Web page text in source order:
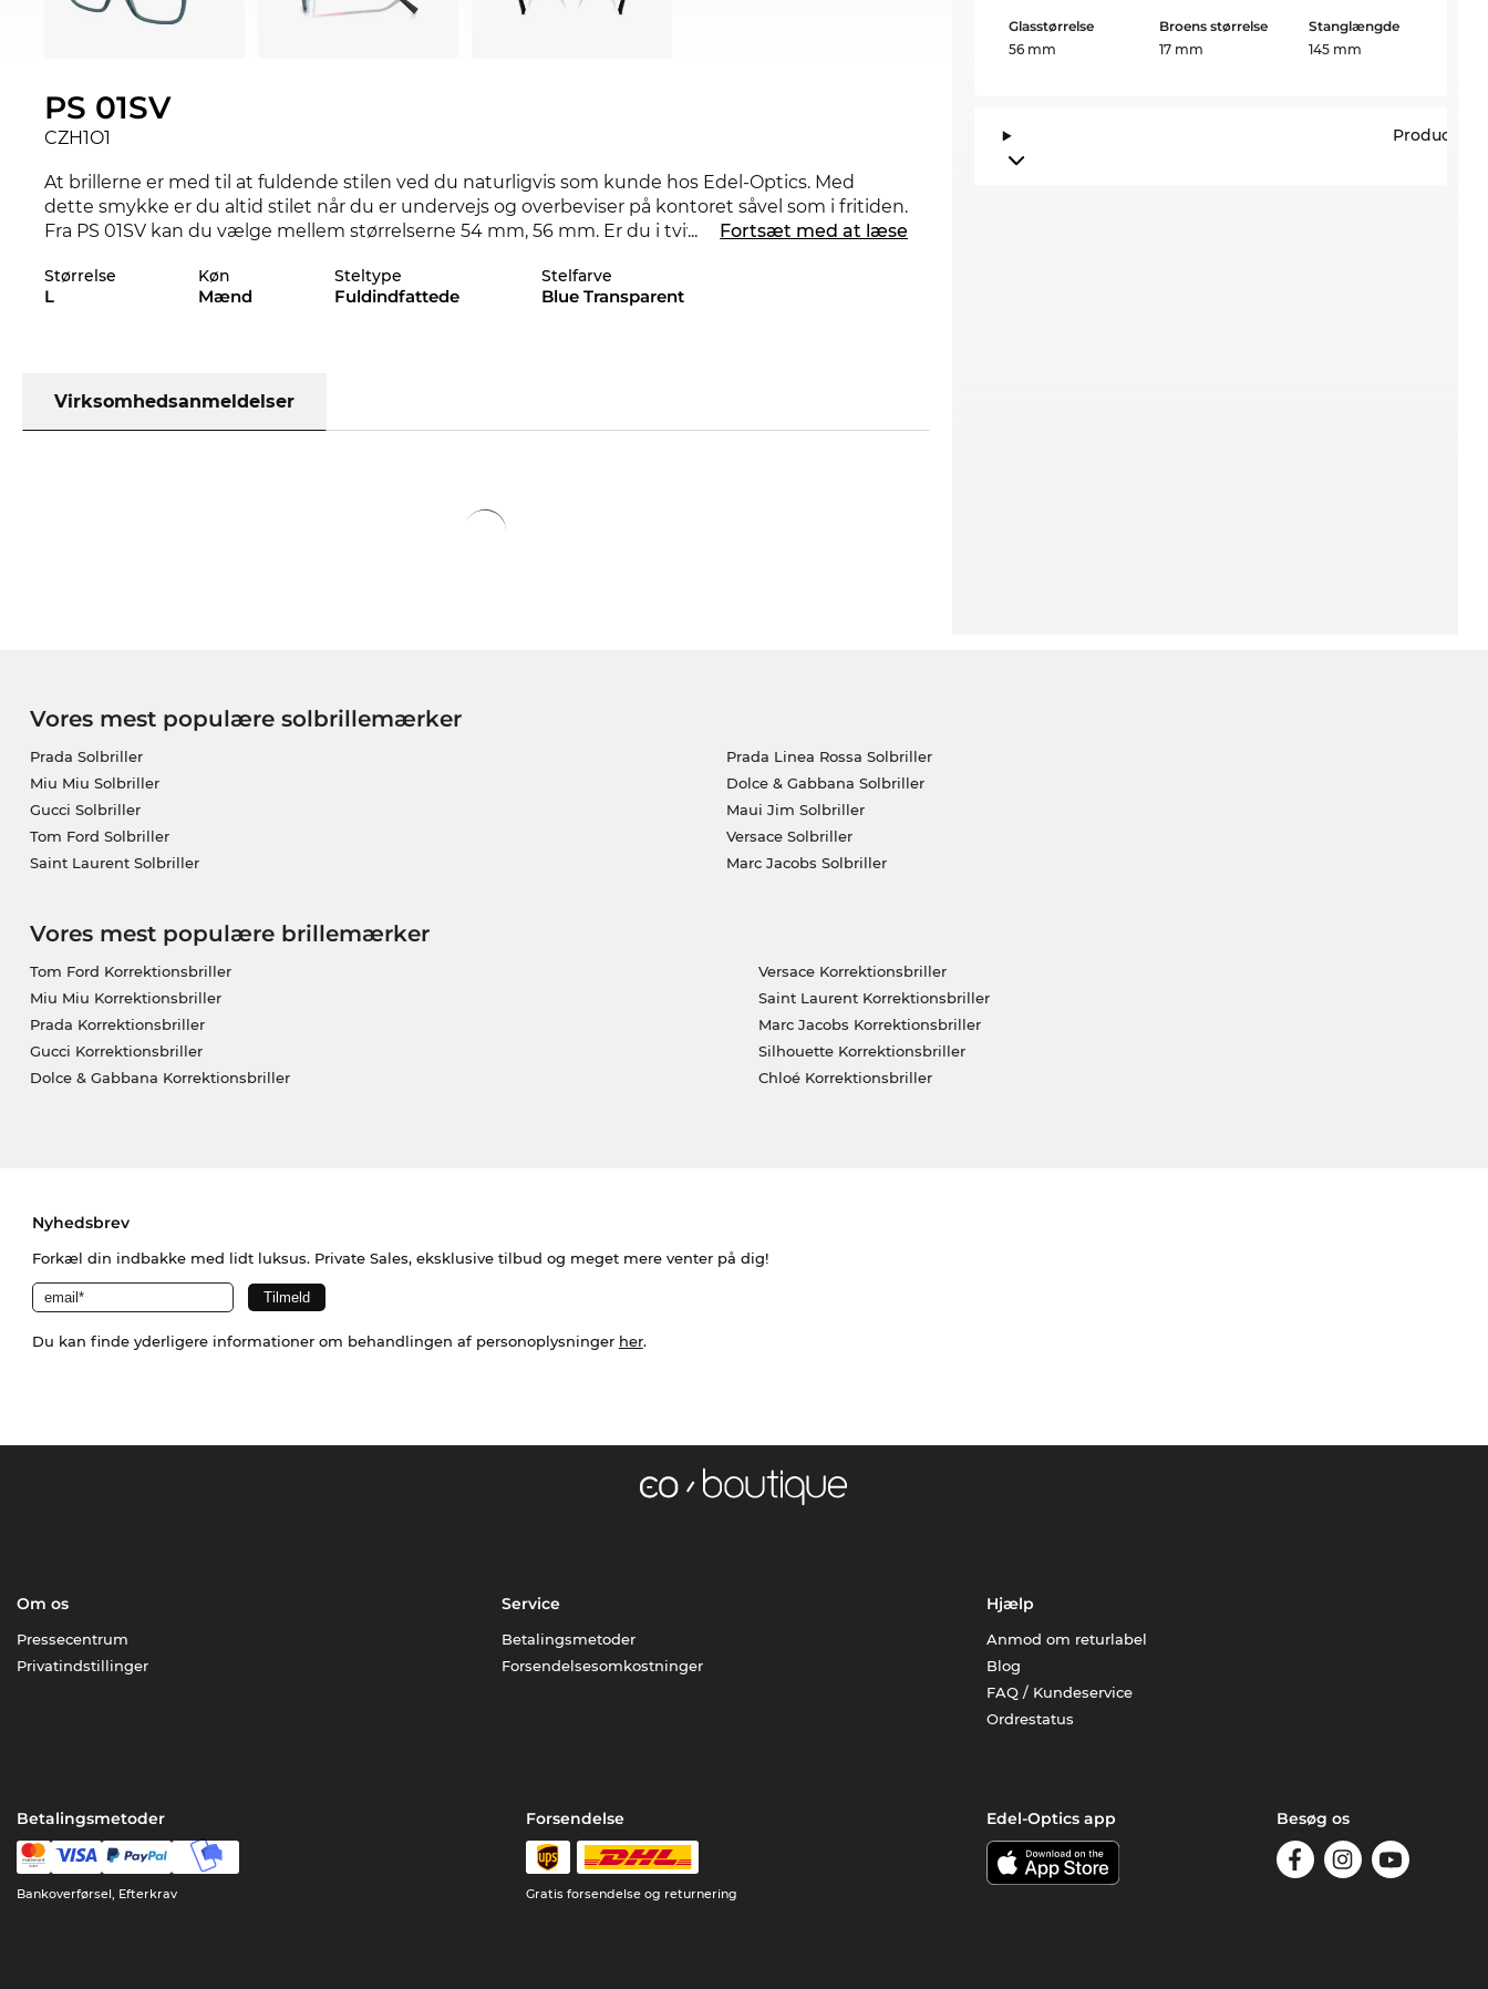
PS 01SV
CZH1O1
At brillerne er med til at fuldende stilen ved du naturligvis som kunde hos Edel-Optics. Med
dette smykke er du altid stilet når du er undervejs og overbeviser på kontoret såvel som i fritiden.
Fra PS 01SV kan du vælge mellem størrelserne 54 mm, 56 mm. Er du i tvivl, kan du sende briller
Udformningen af stellet her er rettet decideret til til mænd. De kompromisløse linier sørger for et
dig den lave pris og så snart varerne ankommer, sender vi din nye brille fra
videre til dig med det samme. Da Edel-Optics er et paradis for tilbudsjægere, får du også denne
... Fortsæt med at læse
Størrelse
L
Køn
Mænd
Steltype
Fuldindfattede
Stelfarve
Blue Transparent
Virksomhedsanmeldelser
Glasstørrelse
56 mm
Broens størrelse
17 mm
Stanglængde
145 mm
Vores mest populære solbrillemærker
Prada Solbriller
Miu Miu Solbriller
Gucci Solbriller
Tom Ford Solbriller
Saint Laurent Solbriller
Prada Linea Rossa Solbriller
Dolce & Gabbana Solbriller
Maui Jim Solbriller
Versace Solbriller
Marc Jacobs Solbriller
Vores mest populære brillemærker
Tom Ford Korrektionsbriller
Miu Miu Korrektionsbriller
Prada Korrektionsbriller
Gucci Korrektionsbriller
Dolce & Gabbana Korrektionsbriller
Versace Korrektionsbriller
Saint Laurent Korrektionsbriller
Marc Jacobs Korrektionsbriller
Silhouette Korrektionsbriller
Chloé Korrektionsbriller
Nyhedsbrev
Forkæl din indbakke med lidt luksus. Private Sales, eksklusive tilbud og meget mere venter på dig!
Du kan finde yderligere informationer om behandlingen af personoplysninger her.
Om os
Pressecentrum
Privatindstillinger
Service
Betalingsmetoder
Forsendelsesomkostninger
Hjælp
Anmod om returlabel
Blog
FAQ / Kundeservice
Ordrestatus
Betalingsmetoder
Bankoverførsel, Efterkrav
Forsendelse
Gratis forsendelse og returnering
Edel-Optics app Besøg os